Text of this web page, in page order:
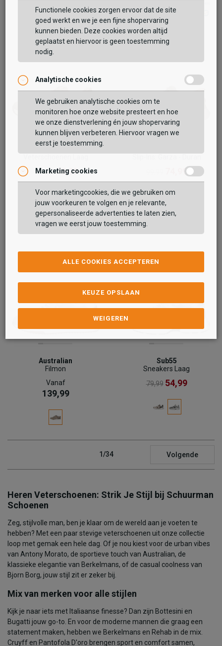
BEKIJK WINKELTAS
VERDER WINKELEN
Vaak samen gekocht met
Rieker
109,9989,99 74,99
Australian
Filmon
Vanaf
139,99
Sub55
Sneakers Laag
79,99 54,99
1/34 Volgende
Heren Veterschoenen: Strik Je Stijl bij Schuurman
Schoenen
Zeg, stijlvolle man, ben je klaar om de wereld aan je voeten te
hebben? Met een paar stevige veterschoenen uit onze collectie
loop met gemak een hele dag. Of je nou kiest voor de urban vibes
van Antony Morato, de sportieve touch van Australian, de
klassieke elegantie van Berkelmans, of de casual coolness van
Bjorn Borg, jouw stijl zit er zeker bij.
Mix van merken voor alle stijlen
Kijk je naar iets met Italiaanse finesse? Dan zijn Bottesini en
Bugatti jouw go-to. En voor de moderne mannen die graag een
statement maken, hebben we Berkelmans en Rehab in de mix.
Cruyff en Pantofola D'oro brengen sport en comfort samen,
Functionele cookies zorgen ervoor dat de site
goed werkt en we je een fijne shopervaring
kunnen bieden. Deze cookies worden altijd
geplaatst en hiervoor is geen toestemming
nodig.
Analytische cookies
We gebruiken analytische cookies om te
monitoren hoe onze website presteert en hoe
we onze dienstverlening én jouw shopervaring
kunnen blijven verbeteren. Hiervoor vragen we
eerst je toestemming.
Marketing cookies
Voor marketingcookies, die we gebruiken om
jouw voorkeuren te volgen en je relevante,
gepersonaliseerde advertenties te laten zien,
vragen we eerst jouw toestemming.
ALLE COOKIES ACCEPTEREN
KEUZE OPSLAAN
WEIGEREN